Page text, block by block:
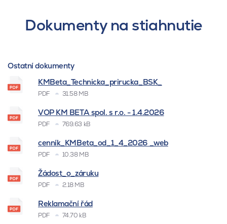
Dokumenty na stiahnutie
Ostatní dokumenty
KMBeta_Technicka_prirucka_BSK_
PDF 31.58 MB
VOP KM BETA spol. s r.o. - 1.4.2026
PDF 769.63 kB
cenník_KMBeta_od_1_4_2026 _web
PDF 10.38 MB
Žádost_o_záruku
PDF 2.18 MB
Reklamační řád
PDF 74.70 kB